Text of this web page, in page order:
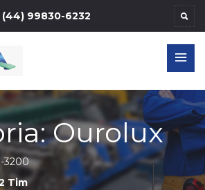
(44) 99830-6232
Ourolux
3200
Tim